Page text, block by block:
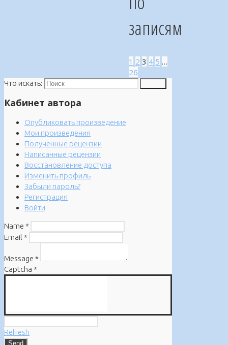
записям
1 2 3 4 5 …
26
Что искать:
Кабинет автора
Опубликовать произведение
Мои произведения
Полученные рецензии
Написанные рецензии
Восстановление доступа
Изменить профиль
Забыли пароль?
Регистрация
Войти
Name *
Email *
Message *
Captcha *
Refresh